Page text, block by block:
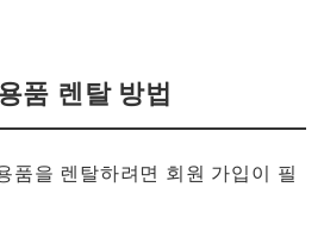
품 렌탈 방법
품을 렌탈하려면 회원 가입이 필